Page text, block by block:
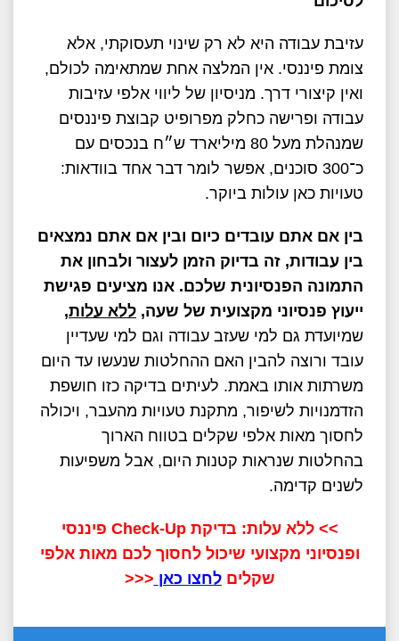
עזיבת עבודה היא לא רק שינוי תעסוקתי, אלא
צומת פיננסי. אין המלצה אחת שמתאימה לכולם,
ואין קיצורי דרך. מניסיון של ליווי אלפי עזיבות
עבודה ופרישה כחלק מפרופיט קבוצת פיננסים
שמנהלת מעל 80 מיליארד ש״ח בנכסים עם
כ־300 סוכנים, אפשר לומר דבר אחד בוודאות:
טעויות כאן עולות ביוקר.
בין אם אתם עובדים כיום ובין אם אתם נמצאים
בין עבודות, זה בדיוק הזמן לעצור ולבחון את
התמונה הפנסיונית שלכם. אנו מציעים פגישת
ייעוץ פנסיוני מקצועית של שעה, ללא עלות,
שמיועדת גם למי שעזב עבודה וגם למי שעדיין
עובד ורוצה להבין האם ההחלטות שנעשו עד היום
משרתות אותו באמת. לעיתים בדיקה כזו חושפת
הזדמנויות לשיפור, מתקנת טעויות מהעבר, ויכולה
לחסוך מאות אלפי שקלים בטווח הארוך
בהחלטות שנראות קטנות היום, אבל משפיעות
לשנים קדימה.
>> ללא עלות: בדיקת Check-Up פיננסי
ופנסיוני מקצועי שיכול לחסוך לכם מאות אלפי
שקלים לחצו כאן <<<